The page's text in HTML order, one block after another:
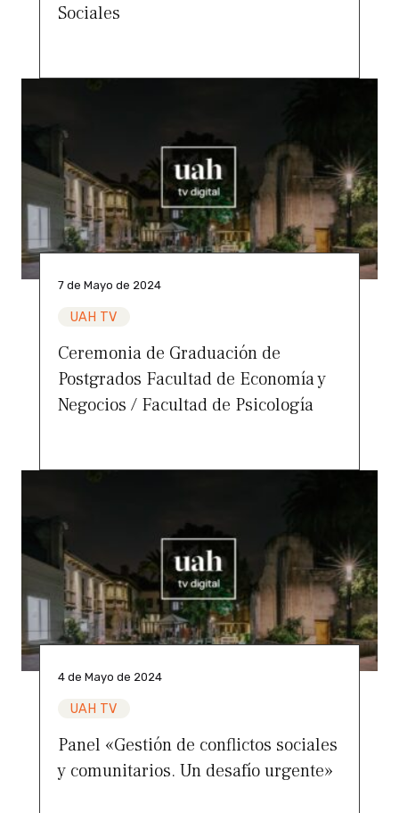
Sociales
7 de Mayo de 2024
UAH TV
Ceremonia de Graduación de
Postgrados Facultad de Economía y
Negocios / Facultad de Psicología
4 de Mayo de 2024
UAH TV
Panel «Gestión de conflictos sociales
y comunitarios. Un desafío urgente»